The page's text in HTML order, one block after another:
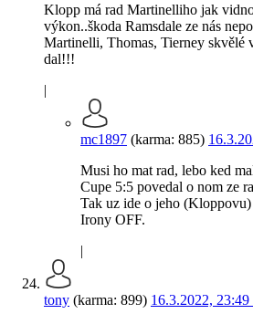
Klopp má rad Martinelliho jak
výkon..škoda Ramsdale ze nás
Martinelli, Thomas, Tierney
dal!!!
|
mc1897 (karma: 885)
Musi ho mat rad, lebo ked
Cupe 5:5 povedal o nom ze
Tak uz ide o jeho (Kloppovu)
Irony OFF.
|
tony (karma: 899) 16.3.2022, 23:49